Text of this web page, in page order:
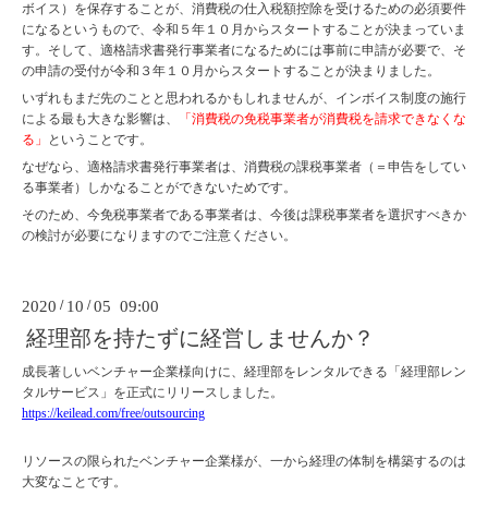
ボイス）を保存することが、消費税の仕入税額控除を受けるための必須要件
になるというもので、令和５年１０月からスタートすることが決まっていま
す。そして、適格請求書発行事業者になるためには事前に申請が必要で、そ
の申請の受付が令和３年１０月からスタートすることが決まりました。
いずれもまだ先のことと思われるかもしれませんが、インボイス制度の施行
による最も大きな影響は、
「消費税の免税事業者が消費税を請求できなくな
る」
ということです。
なぜなら、適格請求書発行事業者は、消費税の課税事業者（＝申告をしてい
る事業者）しかなることができないためです。
そのため、今免税事業者である事業者は、今後は課税事業者を選択すべきか
の検討が必要になりますのでご注意ください。
2020 / 10 /05 09:00
経理部を持たずに経営しませんか？
成長著しいベンチャー企業様向けに、経理部をレンタルできる「経理部レン
タルサービス」を正式にリリースしました。
https://keilead.com/free/outsourcing
リソースの限られたベンチャー企業様が、一から経理の体制を構築するのは
大変なことです。